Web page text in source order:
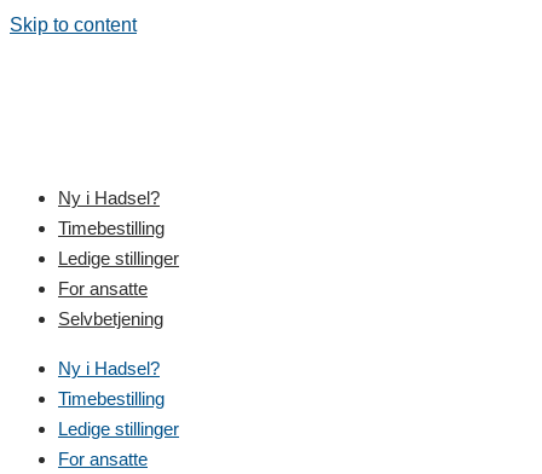
Skip to content
Ny i Hadsel?
Timebestilling
Ledige stillinger
For ansatte
Selvbetjening
Ny i Hadsel?
Timebestilling
Ledige stillinger
For ansatte